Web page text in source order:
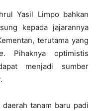
Yasil Limpo bahkan
kepada jajarannya
terutama yang
. Pihaknya optimistis
menjadi sumber
tanam baru padi